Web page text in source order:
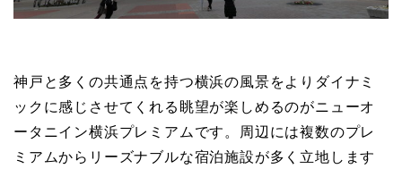
神戸と多くの共通点を持つ横浜の風景をよりダイナミ
ックに感じさせてくれる眺望が楽しめるのがニューオ
ータニイン横浜プレミアムです。周辺には複数のプレ
ミアムからリーズナブルな宿泊施設が多く立地します